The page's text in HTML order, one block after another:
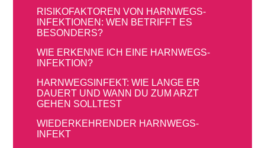
RISIKOFAKTOREN VON HARNWEGS­
INFEKTIONEN: WEN BETRIFFT ES
BESONDERS?
WIE ERKENNE ICH EINE HARNWEGS­
INFEKTION?
HARNWEGSINFEKT: WIE LANGE ER
DAUERT UND WANN DU ZUM ARZT
GEHEN SOLLTEST
WIEDER­KEHRENDER HARNWEGS­
INFEKT